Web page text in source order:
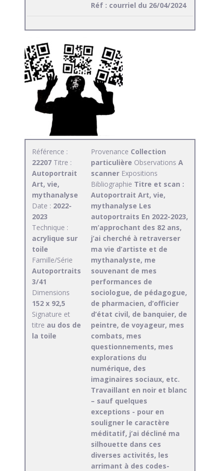
Réf : courriel du 26/04/2024
Référence :
22207 Titre :
Autoportrait
Art, vie,
mythanalyse
Date : 2022-
2023
Technique :
acrylique sur
toile
Famille/Série
Autoportraits
3/41
Dimensions
152 x 92,5
Signature et
titre au dos de
la toile
Provenance Collection
particulière Observations A
scanner Expositions
Bibliographie Titre et scan :
Autoportrait Art, vie,
mythanalyse Les
autoportraits En 2022-2023,
m’approchant des 82 ans,
j’ai cherché à retraverser
ma vie d’artiste et de
mythanalyste, me
souvenant de mes
performances de
sociologue, de pédagogue,
de pharmacien, d’officier
d’état civil, de banquier, de
peintre, de voyageur, mes
combats, mes
questionnements, mes
explorations du
numérique, des
imaginaires sociaux, etc.
Travaillant en noir et blanc
– sauf quelques
exceptions - pour en
souligner le caractère
méditatif, j’ai décliné ma
silhouette dans ces
diverses activités, les
arrimant à des codes-